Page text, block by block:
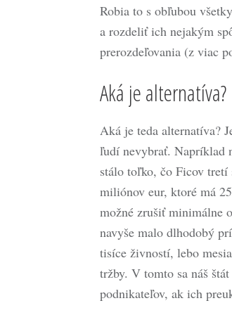
Robia to s obľubou
a rozdeliť ich nejakým
prerozdeľovania (z viac
Aká je alternatíva?
Aká je teda alternatíva?
ľudí nevybrať. Napríklad
stálo toľko, čo Ficov
miliónov eur, ktoré má
možné zrušiť minimálne
navyše malo dlhodobý
tisíce živností, lebo
tržby. V tomto sa náš
podnikateľov, ak ich